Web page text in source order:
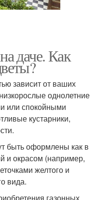
даче. Как
зависит от ваших
однолетние
или спокойными
кустарники,
быть оформлены как в
и окрасом (например,
желтого и
вида.
газонных